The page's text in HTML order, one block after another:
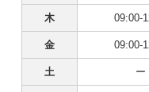
木 09:00-
金 09:00-
土 ー